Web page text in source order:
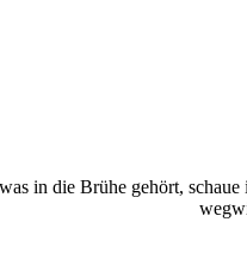
in die Brühe gehört,